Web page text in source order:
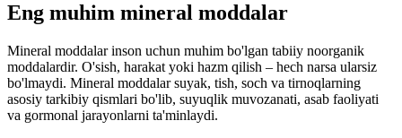
Eng muhim mineral moddalar
Mineral moddalar inson uchun muhim bo'lgan tabiiy noorganik
moddalardir. O'sish, harakat yoki hazm qilish – hech narsa ularsiz
bo'lmaydi. Mineral moddalar suyak, tish, soch va tirnoqlarning
asosiy tarkibiy qismlari bo'lib, suyuqlik muvozanati, asab faoliyati
va gormonal jarayonlarni ta'minlaydi.